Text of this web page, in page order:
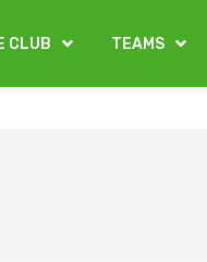
CLUB TEAMS